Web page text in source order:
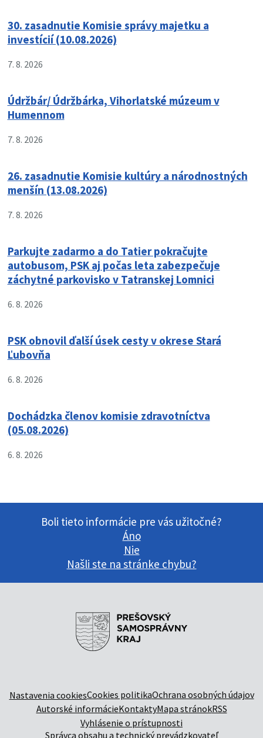
30. zasadnutie Komisie správy majetku a
investícií (10.08.2026)
7. 8. 2026
Údržbár/ Údržbárka, Vihorlatské múzeum v
Humennom
7. 8. 2026
26. zasadnutie Komisie kultúry a národnostných
menšín (13.08.2026)
7. 8. 2026
Parkujte zadarmo a do Tatier pokračujte
autobusom, PSK aj počas leta zabezpečuje
záchytné parkovisko v Tatranskej Lomnici
6. 8. 2026
PSK obnovil ďalší úsek cesty v okrese Stará
Ľubovňa
6. 8. 2026
Dochádzka členov komisie zdravotníctva
(05.08.2026)
6. 8. 2026
Boli tieto informácie pre vás užitočné?
Áno
Nie
Našli ste na stránke chybu?
Nastavenia cookiesCookies politikaOchrana osobných údajov
Autorské informácieKontaktyMapa stránokRSS
Vyhlásenie o prístupnosti
Správca obsahu a technický prevádzkovateľ